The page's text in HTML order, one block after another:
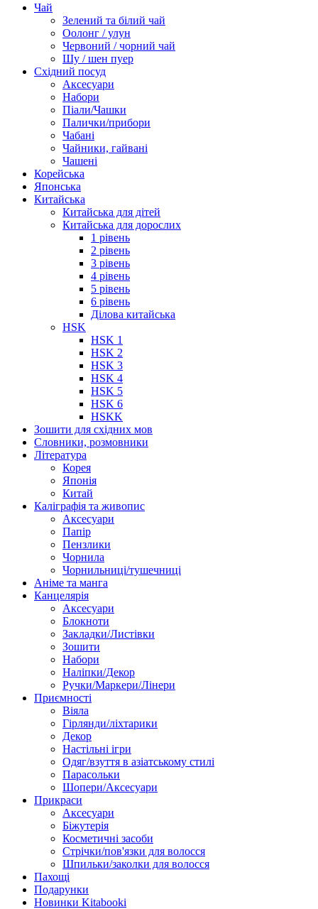
Чай
Зелений та білий чай
Оолонг / улун
Червоний / чорний чай
Шу / шен пуер
Східний посуд
Аксесуари
Набори
Піали/Чашки
Палички/прибори
Чабані
Чайники, гайвані
Чашені
Корейська
Японська
Китайська
Китайська для дітей
Китайська для дорослих
1 рівень
2 рівень
3 рівень
4 рівень
5 рівень
6 рівень
Ділова китайська
HSK
HSK 1
HSK 2
HSK 3
HSK 4
HSK 5
HSK 6
HSKK
Зошити для східних мов
Словники, розмовники
Література
Корея
Японія
Китай
Каліграфія та живопис
Аксесуари
Папір
Пензлики
Чорнила
Чорнильниці/тушечниці
Аніме та манга
Канцелярія
Аксесуари
Блокноти
Закладки/Листівки
Зошити
Набори
Наліпки/Декор
Ручки/Маркери/Лінери
Приємності
Віяла
Гірлянди/ліхтарики
Декор
Настільні ігри
Одяг/взуття в азіатському стилі
Парасольки
Шопери/Аксесуари
Прикраси
Аксесуари
Біжутерія
Косметичні засоби
Стрічки/пов'язки для волосся
Шпильки/заколки для волосся
Пахощі
Подарунки
Новинки Kitabooki